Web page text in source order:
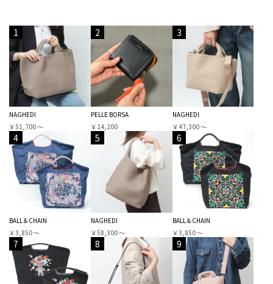
1
NAGHEDI
￥51,700 〜
2
PELLE BORSA
￥24,200
3
NAGHEDI
￥47,300 〜
4
BALL＆CHAIN
￥3,850 〜
5
NAGHEDI
￥58,300 〜
6
BALL＆CHAIN
￥3,850 〜
7 8 9